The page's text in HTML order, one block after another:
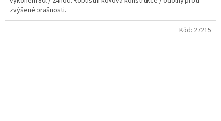
zvýšené prašnosti.
Kód: 27215